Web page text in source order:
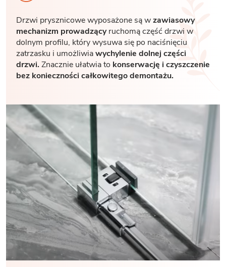
Drzwi prysznicowe wyposażone są wzawiasowy
mechanizm prowadzącyruchomą część drzwi w
dolnym profilu, który wysuwa się po naciśnięciu
zatrzasku i umożliwiawychylenie dolnej części
drzwi.Znacznie ułatwia to konserwację i czyszczenie
bez konieczności całkowitego demontażu.